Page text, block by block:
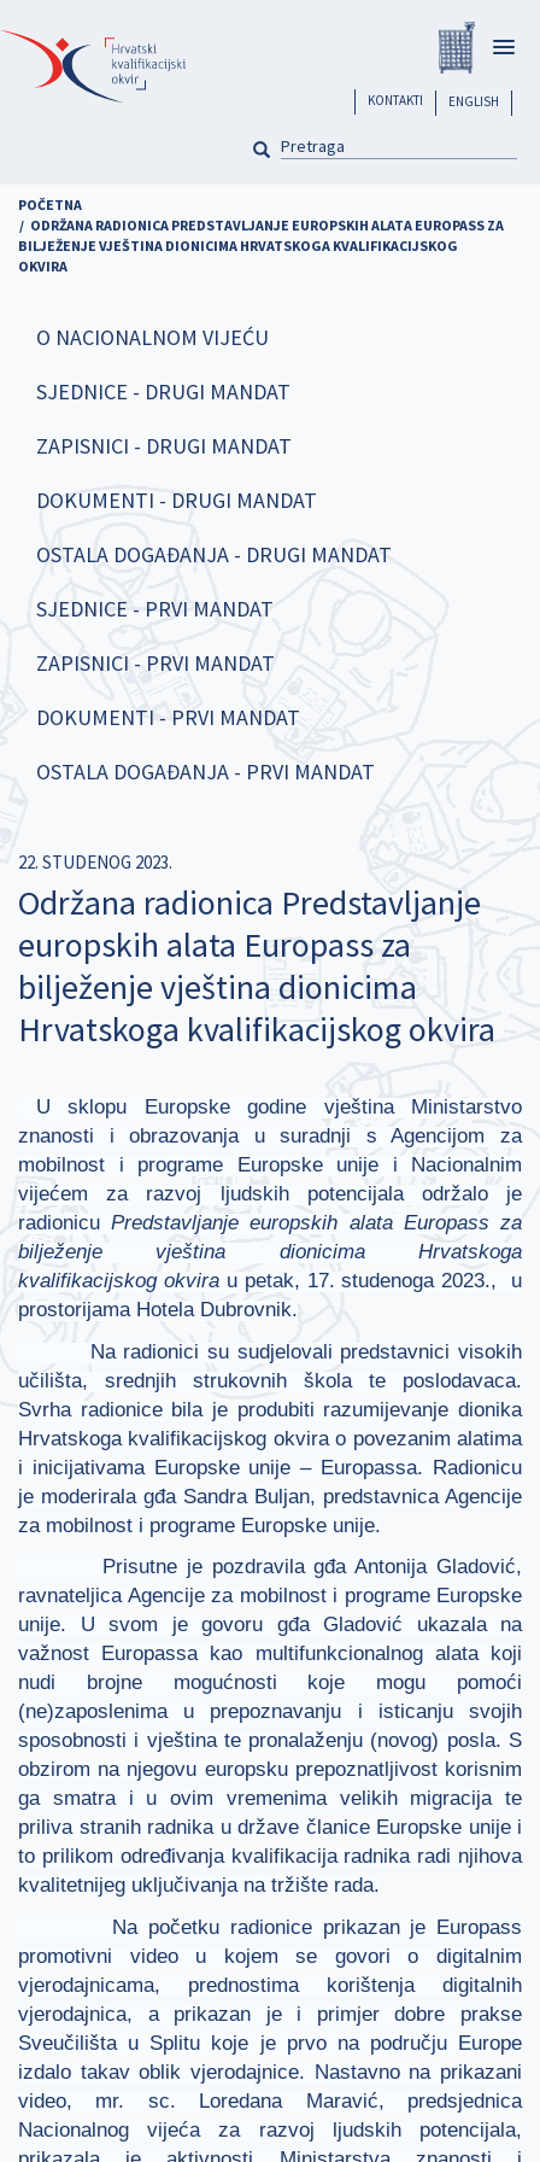
na
glavni
sadržaj
ENGLISH
header
KONTAKTI
PRETRAGA
POČETNA
ODRŽANA RADIONICA PREDSTAVLJANJE EUROPSKIH ALATA EUROPASS ZA
BILJEŽENJE VJEŠTINA DIONICIMA HRVATSKOGA KVALIFIKACIJSKOG
OKVIRA
O NACIONALNOM VIJEĆU
SJEDNICE - DRUGI MANDAT
ZAPISNICI - DRUGI MANDAT
DOKUMENTI - DRUGI MANDAT
OSTALA DOGAĐANJA - DRUGI MANDAT
SJEDNICE - PRVI MANDAT
ZAPISNICI - PRVI MANDAT
DOKUMENTI - PRVI MANDAT
OSTALA DOGAĐANJA - PRVI MANDAT
22. STUDENOG 2023.
Održana radionica Predstavljanje
europskih alata Europass za
bilježenje vještina dionicima
Hrvatskoga kvalifikacijskog okvira
U sklopu Europske godine vještina Ministarstvo
znanosti i obrazovanja u suradnji s Agencijom za
mobilnost i programe Europske unije i Nacionalnim
vijećem za razvoj ljudskih potencijala održalo je
radionicuPredstavljanje europskih alata Europass za
bilježenje vještina dionicima Hrvatskoga
kvalifikacijskog okvirau petak, 17. studenoga 2023., u
prostorijama Hotela Dubrovnik.
Na radionici su sudjelovali predstavnici visokih
učilišta, srednjih strukovnih škola te poslodavaca.
Svrha radionice bila je produbiti razumijevanje dionika
Hrvatskoga kvalifikacijskog okvira o povezanim alatima
i inicijativama Europske unije – Europassa. Radionicu
je moderirala gđa Sandra Buljan, predstavnica Agencije
za mobilnost i programe Europske unije.
Prisutne je pozdravila gđa Antonija Gladović,
ravnateljica Agencije za mobilnost i programe Europske
unije. U svom je govoru gđa Gladović ukazala na
važnost Europassa kao multifunkcionalnog alata koji
nudi brojne mogućnosti koje mogu pomoći
(ne)zaposlenima u prepoznavanju i isticanju svojih
sposobnosti i vještina te pronalaženju (novog) posla. S
obzirom na njegovu europsku prepoznatljivost korisnim
ga smatra i u ovim vremenima velikih migracija te
priliva stranih radnika u države članice Europske unije i
to prilikom određivanja kvalifikacija radnika radi njihova
kvalitetnijeg uključivanja na tržište rada.
Na početku radionice prikazan je Europass
promotivni video u kojem se govori o digitalnim
vjerodajnicama, prednostima korištenja digitalnih
vjerodajnica, a prikazan je i primjer dobre prakse
Sveučilišta u Splitu koje je prvo na području Europe
izdalo takav oblik vjerodajnice. Nastavno na prikazani
video, mr. sc. Loredana Maravić, predsjednica
Nacionalnog vijeća za razvoj ljudskih potencijala,